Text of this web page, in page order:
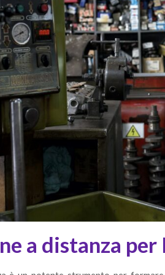
a distanza per